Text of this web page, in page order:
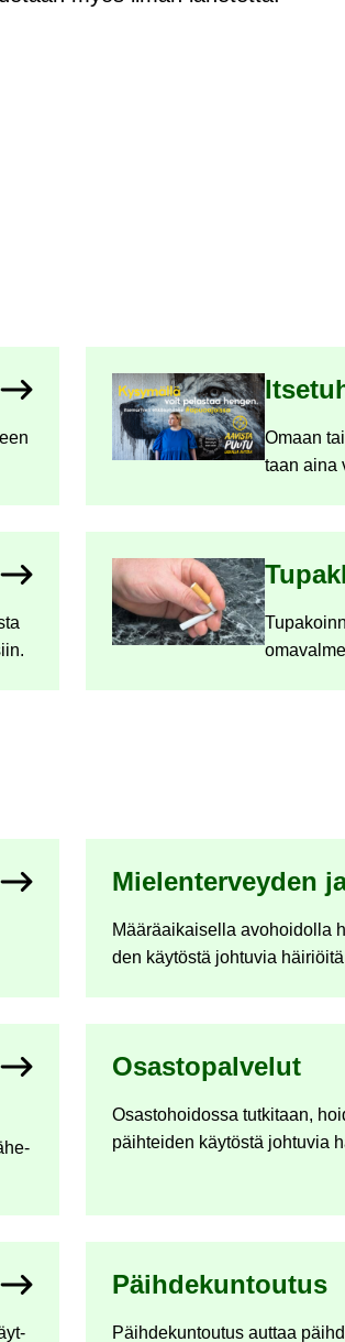
Omaan
taan aina
Mie­len­ter­vey­den
Mää­rä­ai­kai­sel­la avo­hoi­dol­la
den käy­tös­tä joh­tu­via
Osas­to­pal­ve­lut
Osas­to­hoi­dos­sa tut­ki­taan,
päih­tei­den käy­tös­tä joh­tu­via
Päih­de­kun­tou­tus
Päih­de­kun­tou­tus aut­taa